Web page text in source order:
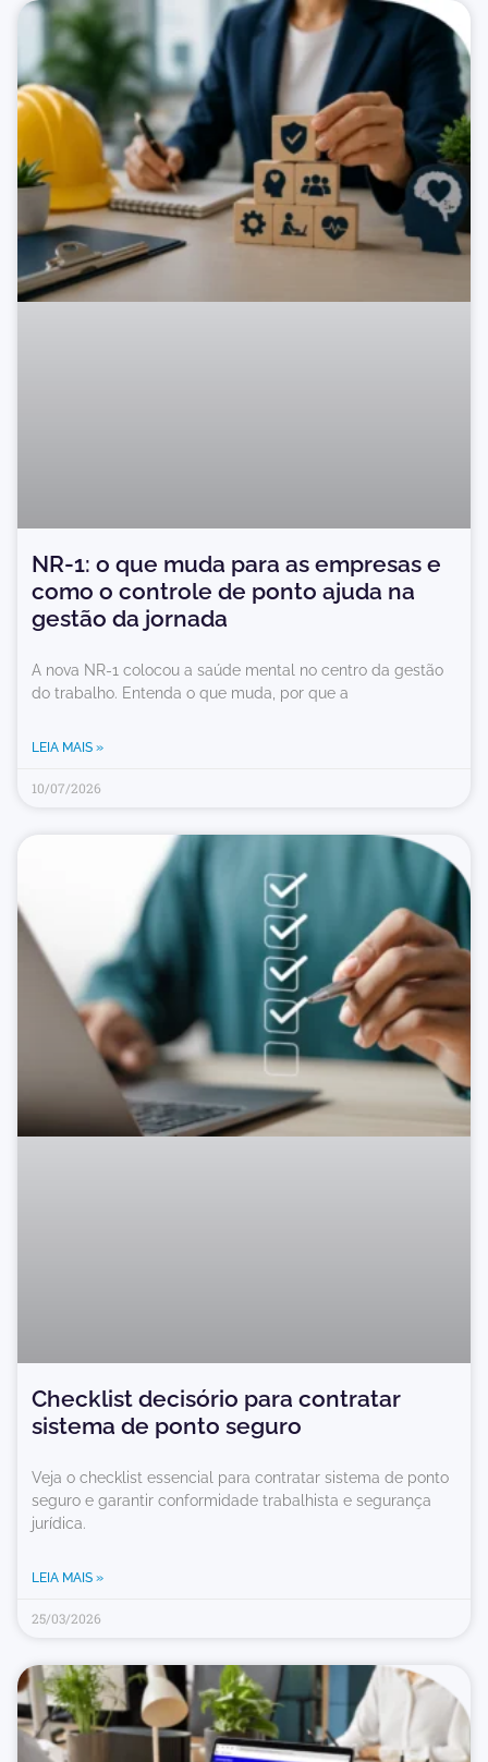
NR-1: o que muda para as empresas e
como o controle de ponto ajuda na
gestão da jornada
A nova NR-1 colocou a saúde mental no centro da gestão
do trabalho. Entenda o que muda, por que a
LEIA MAIS »
10/07/2026
Checklist decisório para contratar
sistema de ponto seguro
Veja o checklist essencial para contratar sistema de ponto
seguro e garantir conformidade trabalhista e segurança
jurídica.
LEIA MAIS »
25/03/2026